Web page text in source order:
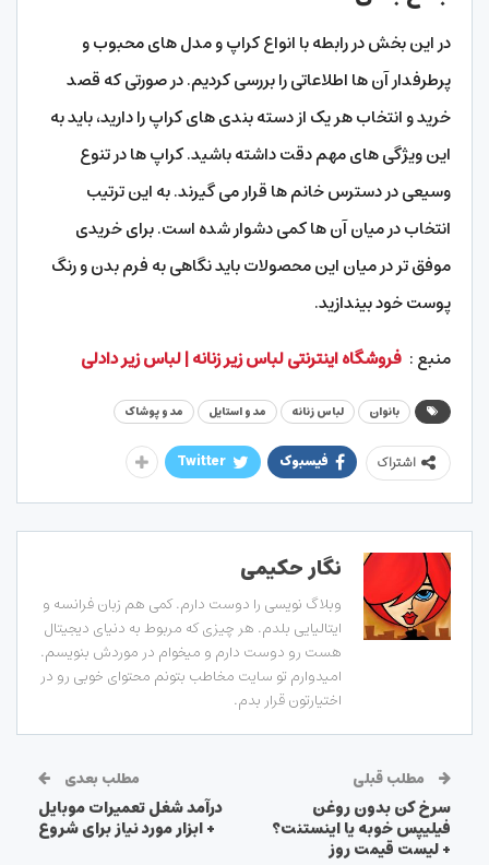
در این بخش در رابطه با انواع کراپ و مدل های محبوب و
پرطرفدار آن ها اطلاعاتی را بررسی کردیم. در صورتی که قصد
خرید و انتخاب هر یک از دسته بندی های کراپ را دارید، باید به
این ویژگی های مهم دقت داشته باشید. کراپ ها در تنوع
وسیعی در دسترس خانم ها قرار می گیرند. به این ترتیب
انتخاب در میان آن ها کمی دشوار شده است. برای خریدی
موفق تر در میان این محصولات باید نگاهی به فرم بدن و رنگ
پوست خود بیندازید.
منبع : فروشگاه اینترنتی لباس زیر زنانه | لباس زیر دادلی
بانوان لباس زنانه مد و استایل مد و پوشاک
اشتراک فیسبوک Twitter
نگار حکیمی
وبلاگ نویسی را دوست دارم. کمی هم زبان فرانسه و
ایتالیایی بلدم. هر چیزی که مربوط به دنیای دیجیتال
هست رو دوست دارم و میخوام در موردش بنویسم.
امیدوارم تو سایت مخاطب بتونم محتوای خوبی رو در
اختیارتون قرار بدم.
مطلب قبلی
سرخ کن بدون روغن
فیلیپس خوبه یا اینستنت؟
+ لیست قیمت روز
مطلب بعدی
درآمد شغل تعمیرات موبایل
+ ابزار مورد نیاز برای شروع